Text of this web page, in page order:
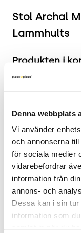
Denna webbplats
Vi använder
och annonserna
för sociala medier
vidarebefordrar
information från
annons- och
Dessa kan i sin
information som
Stol Archal
Lammhults
Produkten i
Färg och
Mått: Bredd:
2 års garanti
Mer om
Begagnad stol
Medium